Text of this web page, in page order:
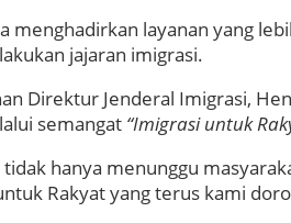
layanan yang
jajaran imigrasi.
Direktur Jenderal Imigrasi,
semangat “Imigrasi untuk
hanya menunggu
Rakyat yang terus kami